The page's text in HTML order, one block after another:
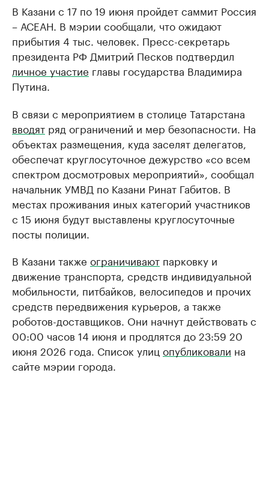
В Казани с 17 по 19 июня пройдет саммит Россия
– АСЕАН. В мэрии сообщали, что ожидают
прибытия 4 тыс. человек. Пресс-секретарь
президента РФ Дмитрий Песков подтвердил
личное участие главы государства Владимира
Путина.
В связи с мероприятием в столице Татарстана
вводят ряд ограничений и мер безопасности. На
объектах размещения, куда заселят делегатов,
обеспечат круглосуточное дежурство «со всем
спектром досмотровых мероприятий», сообщал
начальник УМВД по Казани Ринат Габитов. В
местах проживания иных категорий участников
с 15 июня будут выставлены круглосуточные
посты полиции.
В Казани также ограничивают парковку и
движение транспорта, средств индивидуальной
мобильности, питбайков, велосипедов и прочих
средств передвижения курьеров, а также
роботов-доставщиков. Они начнут действовать с
00:00 часов 14 июня и продлятся до 23:59 20
июня 2026 года. Список улиц опубликовали на
сайте мэрии города.